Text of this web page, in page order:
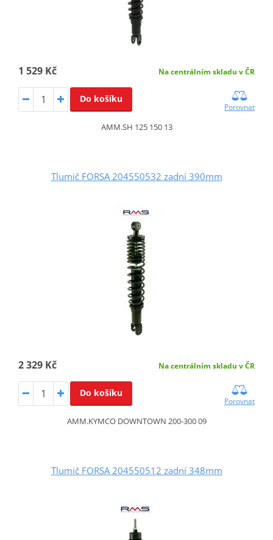
1 529 Kč Na centrálním skladu v ČR
Do košíku
Porovnat
AMM.SH 125 150 13
Tlumič FORSA 204550532 zadní 390mm
2 329 Kč Na centrálním skladu v ČR
Do košíku
Porovnat
AMM.KYMCO DOWNTOWN 200-300 09
Tlumič FORSA 204550512 zadní 348mm